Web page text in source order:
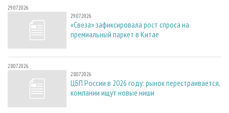
29.07.2026
29.07.2026
«Свеза» зафиксировала рост спроса на
премиальный паркет в Китае
28.07.2026
28.07.2026
ЦБП России в 2026 году: рынок перестраивается,
компании ищут новые ниши